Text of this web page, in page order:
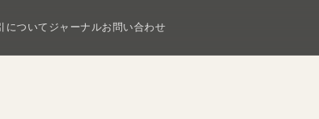
についてジャーナルお問い合わせ